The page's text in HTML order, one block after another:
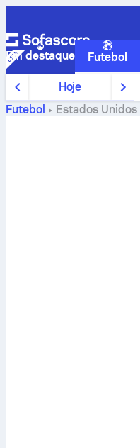
Em destaque Futebol
Hoje
Futebol
Estados Unidos